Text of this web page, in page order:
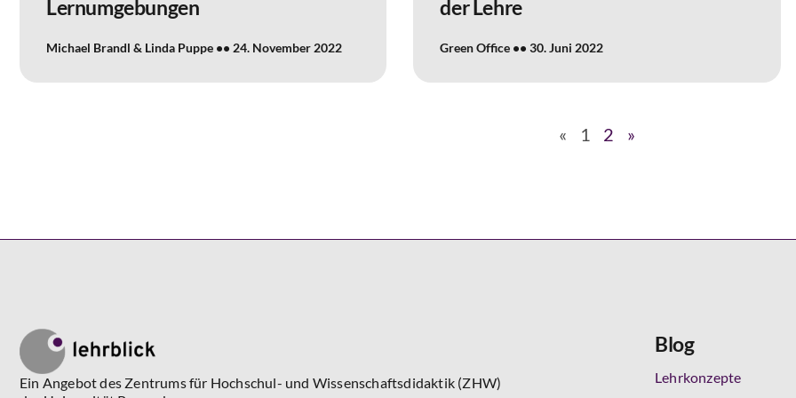
Lernumgebungen
Michael Brandl & Linda Puppe 24. November 2022
der Lehre
Green Office 30. Juni 2022
« 1 2 »
Ein Angebot des Zentrums für Hochschul- und Wissenschaftsdidaktik (ZHW)
Blog
Lehrkonzepte